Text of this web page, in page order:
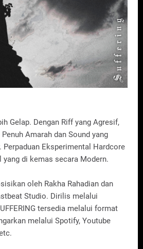
Gelap. Dengan Riff yang Agresif,
Amarah dan Sound yang
Perpaduan Eksperimental Hardcore
yang di kemas secara Modern.
oleh Rakha Rahadian dan
Studio. Dirilis melalui
tersedia melalui format
melalui Spotify, Youtube